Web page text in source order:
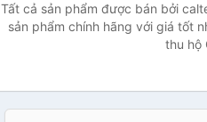
Tất cả sản phẩm được bán bởi
sản phẩm chính hãng với giá tốt
thu hộ